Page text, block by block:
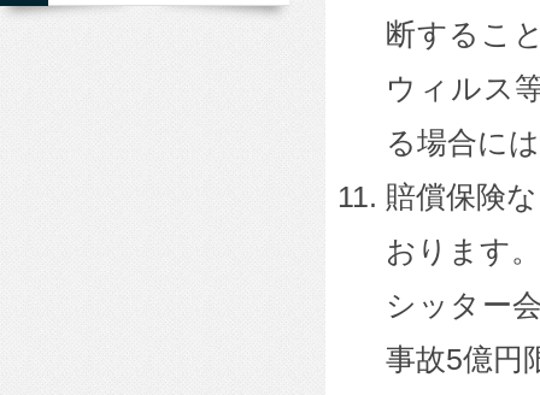
断するこ
ウィルス
る場合に
賠償保険
おります。
シッター
事故5億円